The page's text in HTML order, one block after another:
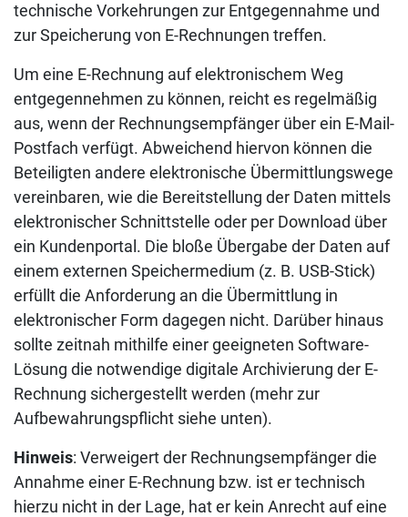
technische Vorkehrungen zur Entgegennahme und
zur Speicherung von E-Rechnungen treffen.
Um eine E-Rechnung auf elektronischem Weg
entgegennehmen zu können, reicht es regelmäßig
aus, wenn der Rechnungsempfänger über ein E-Mail-
Postfach verfügt. Abweichend hiervon können die
Beteiligten andere elektronische Übermittlungswege
vereinbaren, wie die Bereitstellung der Daten mittels
elektronischer Schnittstelle oder per Download über
ein Kundenportal. Die bloße Übergabe der Daten auf
einem externen Speichermedium (z. B. USB-Stick)
erfüllt die Anforderung an die Übermittlung in
elektronischer Form dagegen nicht. Darüber hinaus
sollte zeitnah mithilfe einer geeigneten Software-
Lösung die notwendige digitale Archivierung der E-
Rechnung sichergestellt werden (mehr zur
Aufbewahrungspflicht siehe unten).
Hinweis: Verweigert der Rechnungsempfänger die
Annahme einer E-Rechnung bzw. ist er technisch
hierzu nicht in der Lage, hat er kein Anrecht auf eine